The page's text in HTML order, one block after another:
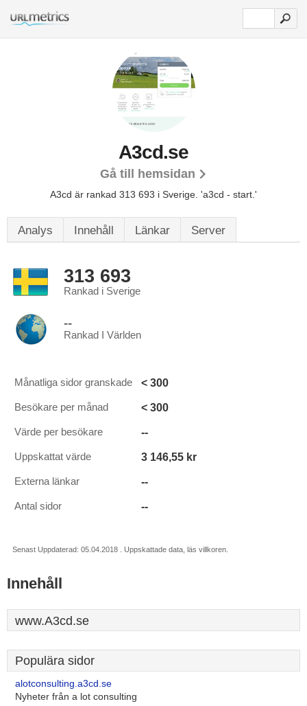
A3cd.se
Gå till hemsidan
A3cd är rankad 313 693 i Sverige. 'a3cd - start.'
Analys Innehåll Länkar Server
313 693
Rankad i Sverige
--
Rankad I Världen
Månatliga sidor granskade < 300
Besökare per månad < 300
Värde per besökare --
Uppskattat värde 3 146,55 kr
Externa länkar --
Antal sidor --
Senast Uppdaterad: 05.04.2018 . Uppskattade data, läs villkoren.
Innehåll
www.A3cd.se
Populära sidor
alotconsulting.a3cd.se
Nyheter från a lot consulting